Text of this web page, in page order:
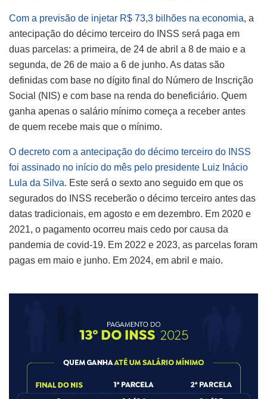
Com a previsão de injetar R$ 73,3 bilhões na economia, a
antecipação do décimo terceiro do INSS será paga em
duas parcelas: a primeira, de 24 de abril a 8 de maio e a
segunda, de 26 de maio a 6 de junho. As datas são
definidas com base no dígito final do Número de Inscrição
Social (NIS) e com base na renda do beneficiário. Quem
ganha apenas o salário mínimo começa a receber antes
de quem recebe mais que o mínimo.
O decreto com a antecipação do décimo terceiro do INSS
foi assinado no início do mês pelo presidente Luiz Inácio
Lula da Silva. Este será o sexto ano seguido em que os
segurados do INSS receberão o décimo terceiro antes das
datas tradicionais, em agosto e em dezembro. Em 2020 e
2021, o pagamento ocorreu mais cedo por causa da
pandemia de covid-19. Em 2022 e 2023, as parcelas foram
pagas em maio e junho. Em 2024, em abril e maio.